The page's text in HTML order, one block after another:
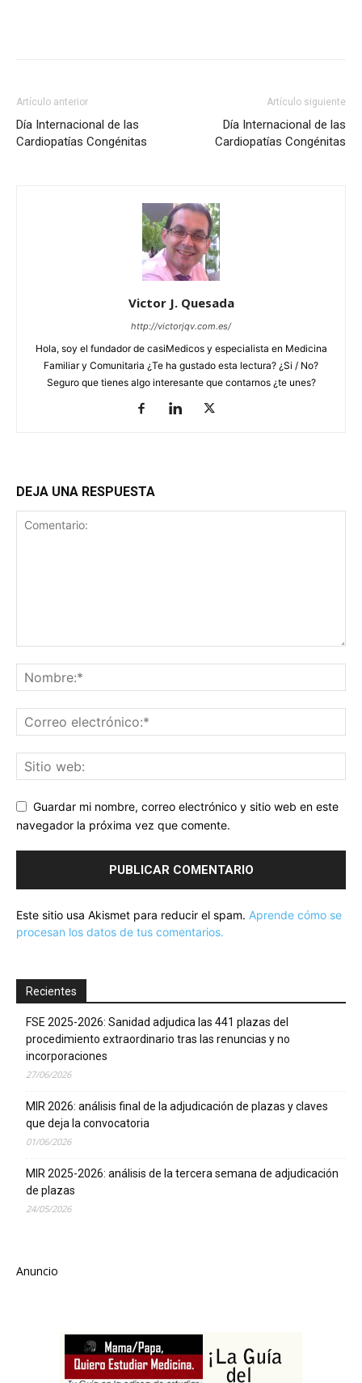
Artículo anterior
Día Internacional de las
Cardiopatías Congénitas
Artículo siguiente
Día Internacional de las
Cardiopatías Congénitas
Victor J. Quesada
http://victorjqv.com.es/
Hola, soy el fundador de casiMedicos y especialista en Medicina
Familiar y Comunitaria ¿Te ha gustado esta lectura? ¿Si / No?
Seguro que tienes algo interesante que contarnos ¿te unes?
DEJA UNA RESPUESTA
Guardar mi nombre, correo electrónico y sitio web en este
navegador la próxima vez que comente.
Este sitio usa Akismet para reducir el spam. Aprende cómo se
procesan los datos de tus comentarios.
Recientes
FSE 2025-2026: Sanidad adjudica las 441 plazas del
procedimiento extraordinario tras las renuncias y no
incorporaciones
27/06/2026
MIR 2026: análisis final de la adjudicación de plazas y claves
que deja la convocatoria
01/06/2026
MIR 2025-2026: análisis de la tercera semana de adjudicación
de plazas
24/05/2026
Anuncio